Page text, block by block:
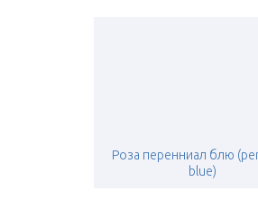
Роза перенниал блю
blue)